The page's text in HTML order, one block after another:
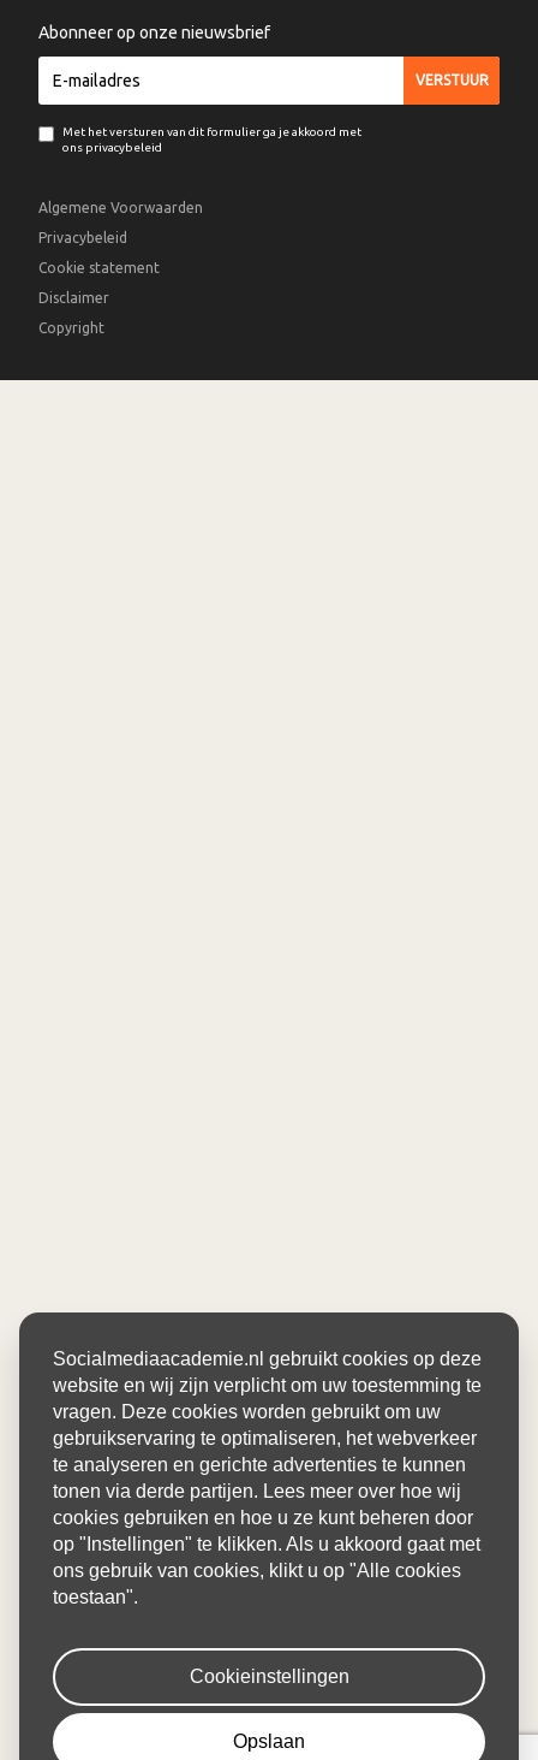
Abonneer op onze nieuwsbrief
Met het versturen van dit formulier ga je akkoord met
ons privacybeleid
Algemene Voorwaarden
Privacybeleid
Cookie statement
Disclaimer
Copyright
Socialmediaacademie.nl gebruikt cookies op deze
website en wij zijn verplicht om uw toestemming te
vragen. Deze cookies worden gebruikt om uw
gebruikservaring te optimaliseren, het webverkeer
te analyseren en gerichte advertenties te kunnen
tonen via derde partijen. Lees meer over hoe wij
cookies gebruiken en hoe u ze kunt beheren door
op "Instellingen" te klikken. Als u akkoord gaat met
ons gebruik van cookies, klikt u op "Alle cookies
toestaan".
Cookieinstellingen
Opslaan